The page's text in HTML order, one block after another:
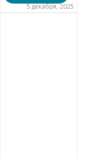
5 декабря, 2025